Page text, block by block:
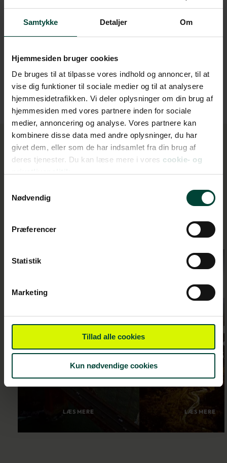
Samtykke Detaljer Om
Hjemmesiden bruger cookies
De bruges til at tilpasse vores indhold og annoncer, til at
vise dig funktioner til sociale medier og til at analysere
hjemmesidetrafikken. Vi deler oplysninger om din brug af
hjemmesiden med vores partnere inden for sociale
medier, annoncering og analyse. Vores partnere kan
kombinere disse data med andre oplysninger, du har
givet dem, eller som de har indsamlet fra din brug af
deres tjenester. Du kan læse mere i vores cookie- og
Nødvendig
Præferencer
Statistik
Marketing
Tillad alle cookies
Kun nødvendige cookies
Gaskomfur eller kogeplader
Toilet og bruser
Rejseforslag i autocamper
Det bedste af
det vestlige
USA i
autocamper
LÆS MERE
og neonlys i
vestlige
LÆS MERE